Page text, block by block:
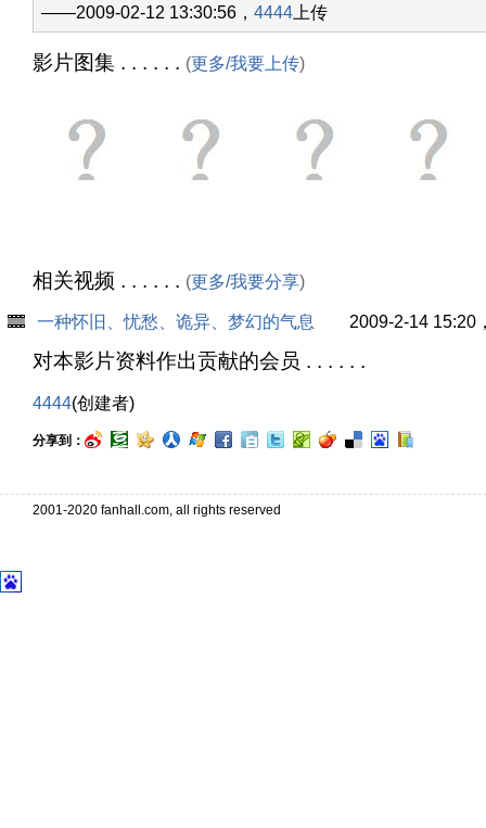
——2009-02-12 13:30:56， 4444 上传
影片图集 . . . . . . (更多/我要上传)
相关视频 . . . . . . (更多/我要分享)
一种怀旧、忧愁、诡异、梦幻的气息 2009-2-14 15:20
对本影片资料作出贡献的会员 . . . . . .
4444(创建者)
分享到：
2001-2020 fanhall.com, all rights reserved